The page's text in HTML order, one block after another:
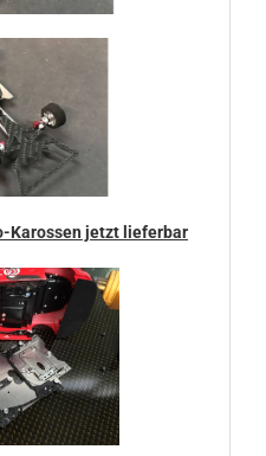
Karossen jetzt lieferbar